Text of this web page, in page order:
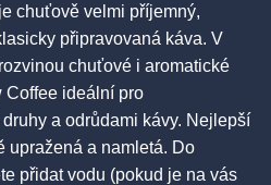
chuťově velmi příjemný,
připravovaná káva. V
chuťové i aromatické
Coffee ideální pro
a odrůdami kávy. Nejlepší
upražená a namletá. Do
přidat vodu (pokud je na vás